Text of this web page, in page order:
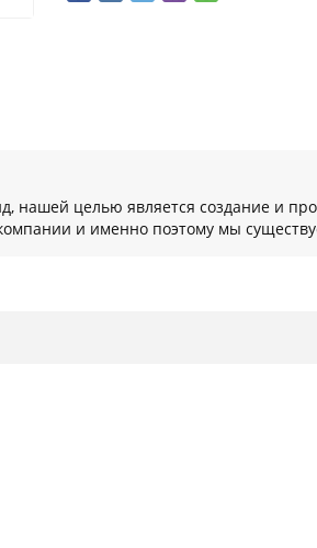
нашей целью является создание и
и именно поэтому мы